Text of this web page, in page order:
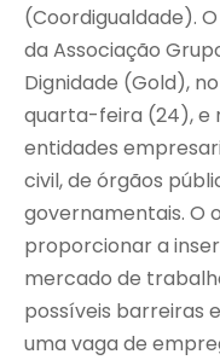
(Coordigualdade).
da Associação
Dignidade (Gold),
quarta-feira (24), e
entidades
civil, de órgãos
governamentais. O
proporcionar a
mercado de
possíveis barreiras
uma vaga de